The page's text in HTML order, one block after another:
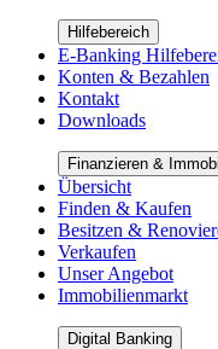
Hilfebereich
E-Banking
Konten & Bezahlen
Kontakt
Downloads
Finanzieren &
Übersicht
Finden & Kaufen
Besitzen &
Verkaufen
Unser Angebot
Immobilienmarkt
Digital Banking